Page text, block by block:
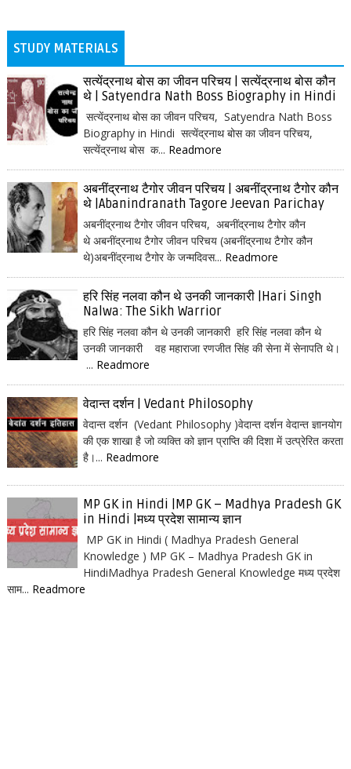
STUDY MATERIALS
सत्येंद्रनाथ बोस का जीवन परिचय | सत्येंद्रनाथ बोस कौन
थे | Satyendra Nath Boss Biography in Hindi
सत्येंद्रनाथ बोस का जीवन परिचय, Satyendra Nath Boss
Biography in Hindi सत्येंद्रनाथ बोस का जीवन परिचय,
सत्येंद्रनाथ बोस क... Readmore
अबनींद्रनाथ टैगोर जीवन परिचय | अबनींद्रनाथ टैगोर कौन
थे |Abanindranath Tagore Jeevan Parichay
अबनींद्रनाथ टैगोर जीवन परिचय, अबनींद्रनाथ टैगोर कौन
थे अबनींद्रनाथ टैगोर जीवन परिचय (अबनींद्रनाथ टैगोर कौन
थे)अबनींद्रनाथ टैगोर के जन्मदिवस... Readmore
हरि सिंह नलवा कौन थे उनकी जानकारी |Hari Singh
Nalwa: The Sikh Warrior
हरि सिंह नलवा कौन थे उनकी जानकारी हरि सिंह नलवा कौन थे
उनकी जानकारी वह महाराजा रणजीत सिंह की सेना में सेनापति थे।
... Readmore
वेदान्त दर्शन | Vedant Philosophy
वेदान्त दर्शन (Vedant Philosophy )वेदान्त दर्शन वेदान्त ज्ञानयोग
की एक शाखा है जो व्यक्ति को ज्ञान प्राप्ति की दिशा में उत्प्रेरित करता
है।... Readmore
MP GK in Hindi |MP GK – Madhya Pradesh GK
in Hindi |मध्य प्रदेश सामान्य ज्ञान
MP GK in Hindi ( Madhya Pradesh General
Knowledge ) MP GK – Madhya Pradesh GK in
HindiMadhya Pradesh General Knowledge मध्य प्रदेश
साम... Readmore